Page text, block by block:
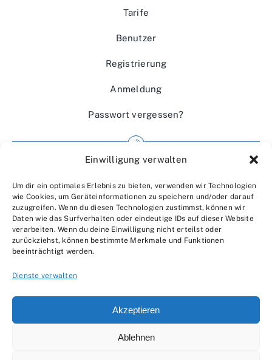
Einwilligung verwalten
Um dir ein optimales Erlebnis zu bieten, verwenden wir Technologien
wie Cookies, um Geräteinformationen zu speichern und/oder darauf
zuzugreifen. Wenn du diesen Technologien zustimmst, können wir
Daten wie das Surfverhalten oder eindeutige IDs auf dieser Website
verarbeiten. Wenn du deine Einwilligung nicht erteilst oder
zurückziehst, können bestimmte Merkmale und Funktionen
beeinträchtigt werden.
Dienste verwalten
Akzeptieren
Ablehnen
Tarife
Benutzer
Registrierung
Anmeldung
Passwort vergessen?
Wir über uns
Kontakt
Datenschutzerklärung
© 2007 - 2026 •by Moveco